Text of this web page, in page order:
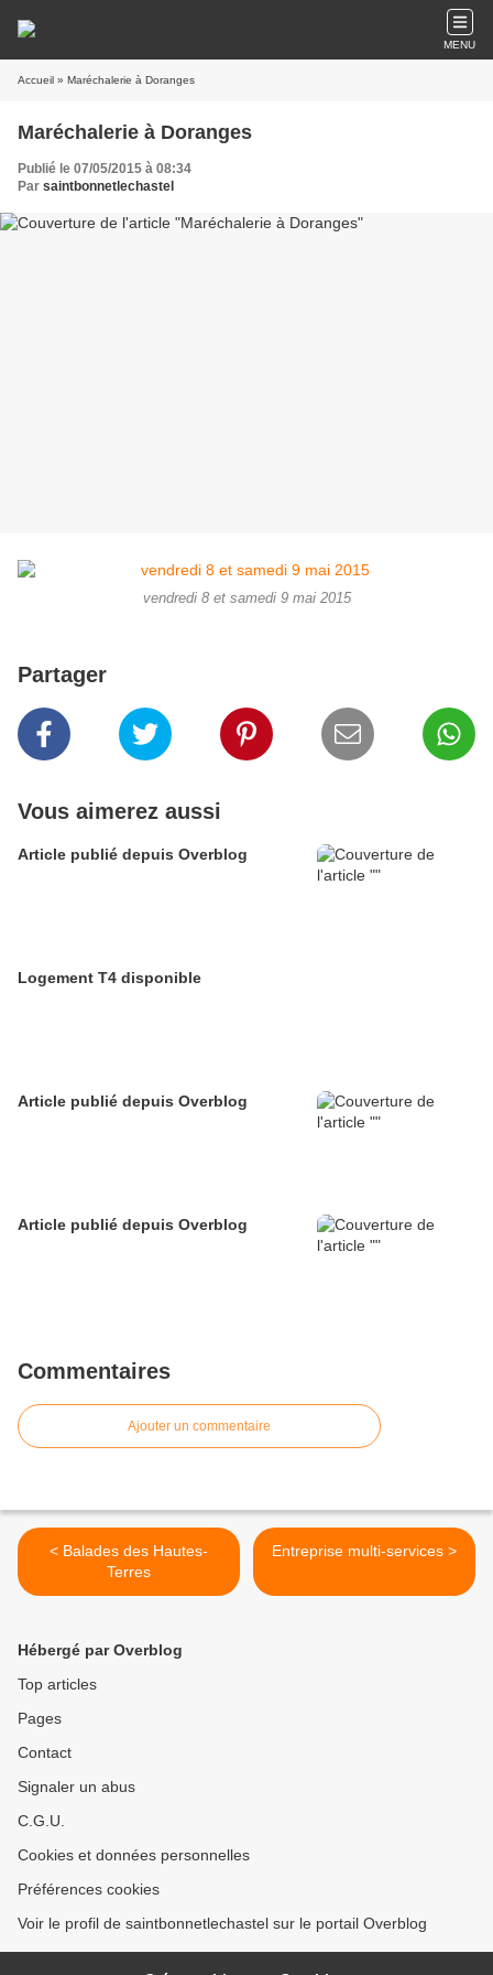
MENU
Accueil » Maréchalerie à Doranges
Maréchalerie à Doranges
Publié le 07/05/2015 à 08:34
Par saintbonnetlechastel
vendredi 8 et samedi 9 mai 2015
Partager
Vous aimerez aussi
Article publié depuis Overblog
Logement T4 disponible
Article publié depuis Overblog
Article publié depuis Overblog
Commentaires
Ajouter un commentaire
< Balades des Hautes-
Terres
Entreprise multi-services >
Hébergé par Overblog
Top articles
Pages
Contact
Signaler un abus
C.G.U.
Cookies et données personnelles
Préférences cookies
Voir le profil de saintbonnetlechastel sur le portail Overblog